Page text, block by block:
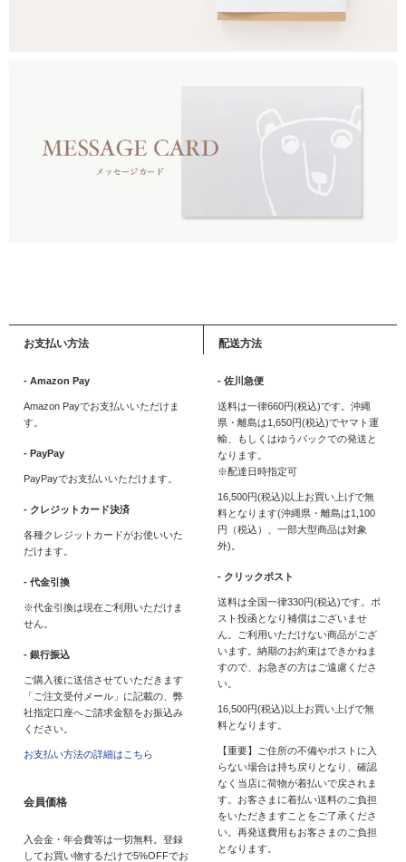
お支払い方法
- Amazon Pay
Amazon Payでお支払いいただけま
す。
- PayPay
PayPayでお支払いいただけます。
- クレジットカード決済
各種クレジットカードがお使いいた
だけます。
- 代金引換
※代金引換は現在ご利用いただけま
せん。
- 銀行振込
ご購入後に送信させていただきます
「ご注文受付メール」に記載の、弊
社指定口座へご請求金額をお振込み
ください。
お支払い方法の詳細はこちら
会員価格
入会金・年会費等は一切無料。登録
してお買い物するだけで5%OFFでお
配送方法
- 佐川急便
送料は一律660円(税込)です。沖縄
県・離島は1,650円(税込)でヤマト運
輸、もしくはゆうパックでの発送と
なります。
※配達日時指定可
16,500円(税込)以上お買い上げで無
料となります(沖縄県・離島は1,100
円（税込）、一部大型商品は対象
外)。
- クリックポスト
送料は全国一律330円(税込)です。ポ
スト投函となり補償はございませ
ん。ご利用いただけない商品がござ
います。納期のお約束はできかねま
すので、お急ぎの方はご遠慮くださ
い。
16,500円(税込)以上お買い上げで無
料となります。
【重要】ご住所の不備やポストに入
らない場合は持ち戻りとなり、確認
なく当店に荷物が着払いで戻されま
す。お客さまに着払い送料のご負担
をいただきますことをご了承くださ
い。再発送費用もお客さまのご負担
となります。